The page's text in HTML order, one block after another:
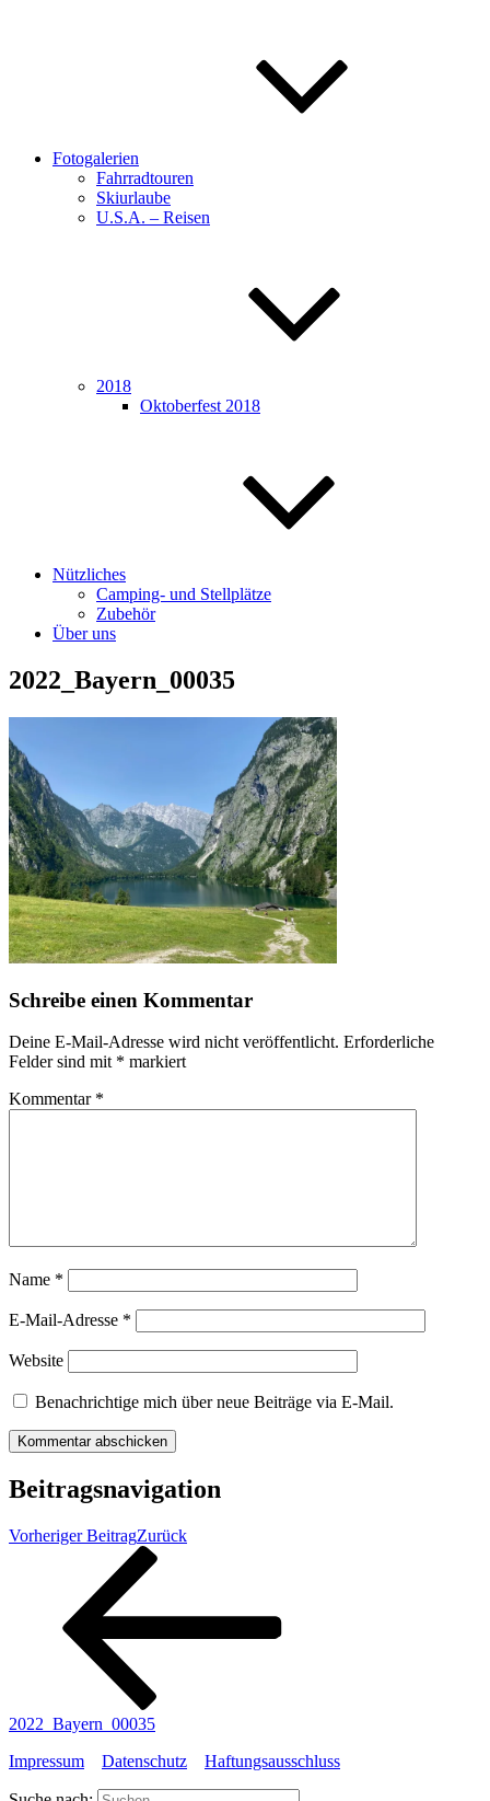
Fotogalerien
Fahrradtouren
Skiurlaube
U.S.A. – Reisen
2018
Oktoberfest 2018
Nützliches
Camping- und Stellplätze
Zubehör
Über uns
2022_Bayern_00035
Schreibe einen Kommentar
Deine E-Mail-Adresse wird nicht veröffentlicht. Erforderliche
Felder sind mit * markiert
Kommentar *
Name *
E-Mail-Adresse *
Website
Benachrichtige mich über neue Beiträge via E-Mail.
Beitragsnavigation
Vorheriger BeitragZurück
2022_Bayern_00035
Impressum
Datenschutz Haftungsausschluss